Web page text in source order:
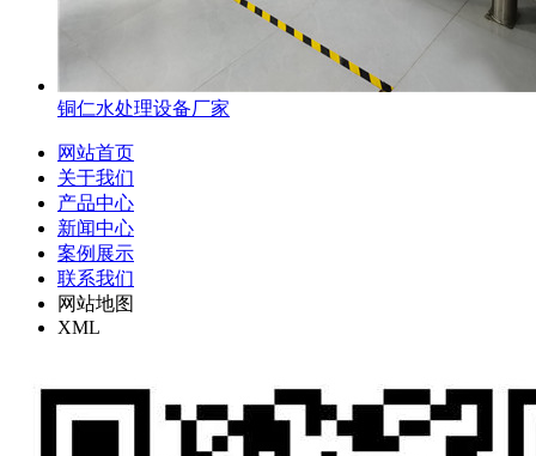
铜仁水处理设备厂家
网站首页
关于我们
产品中心
新闻中心
案例展示
联系我们
网站地图
XML